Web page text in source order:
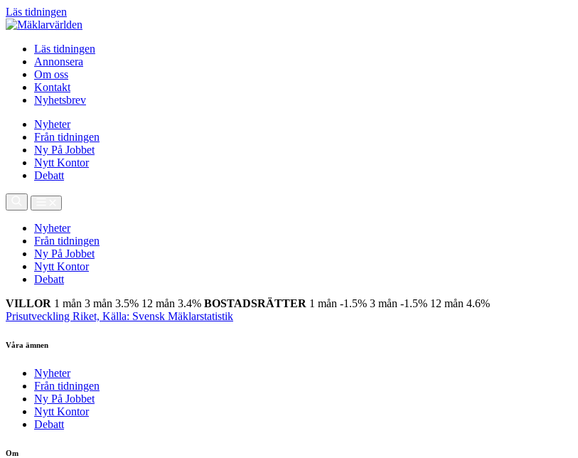
Läs tidningen
Läs tidningen
Annonsera
Om oss
Kontakt
Nyhetsbrev
Nyheter
Från tidningen
Ny På Jobbet
Nytt Kontor
Debatt
Nyheter
Från tidningen
Ny På Jobbet
Nytt Kontor
Debatt
VILLOR 1 mån 3 mån 3.5% 12 mån 3.4% BOSTADSRÄTTER 1 mån -1.5% 3 mån -1.5% 12 mån 4.6%
Prisutveckling Riket, Källa: Svensk Mäklarstatistik
Våra ämnen
Nyheter
Från tidningen
Ny På Jobbet
Nytt Kontor
Debatt
Om